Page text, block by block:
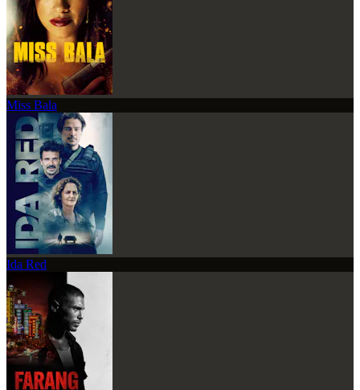
Miss Bala
Ida Red